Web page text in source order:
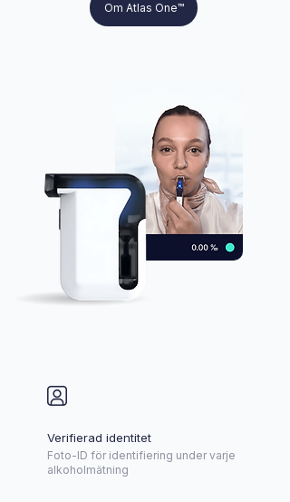
Om Atlas One™
Verifierad identitet
Foto-ID för identifiering under varje
alkoholmätning